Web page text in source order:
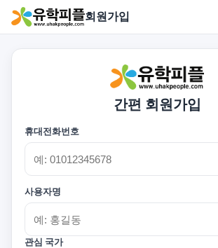
회원가입
간편 회원가입
휴대전화번호
사용자명
관심 국가